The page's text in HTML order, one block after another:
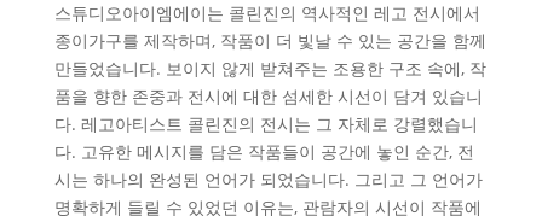
스튜디오아이엠에이는 콜린진의 역사적인 레고 전시에서
종이가구를 제작하며, 작품이 더 빛날 수 있는 공간을 함께
만들었습니다. 보이지 않게 받쳐주는 조용한 구조 속에, 작
품을 향한 존중과 전시에 대한 섬세한 시선이 담겨 있습니
다. 레고아티스트 콜린진의 전시는 그 자체로 강렬했습니
다. 고유한 메시지를 담은 작품들이 공간에 놓인 순간, 전
시는 하나의 완성된 언어가 되었습니다. 그리고 그 언어가
명확하게 들릴 수 있었던 이유는, 관람자의 시선이 작품에